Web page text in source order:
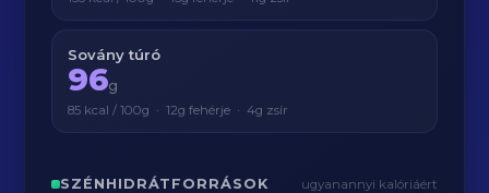
Sovány túró
96g
85 kcal / 100g · 12g fehérje · 4g zsír
SZÉNHIDRÁTFORRÁSOK ugyanannyi kalóriáért